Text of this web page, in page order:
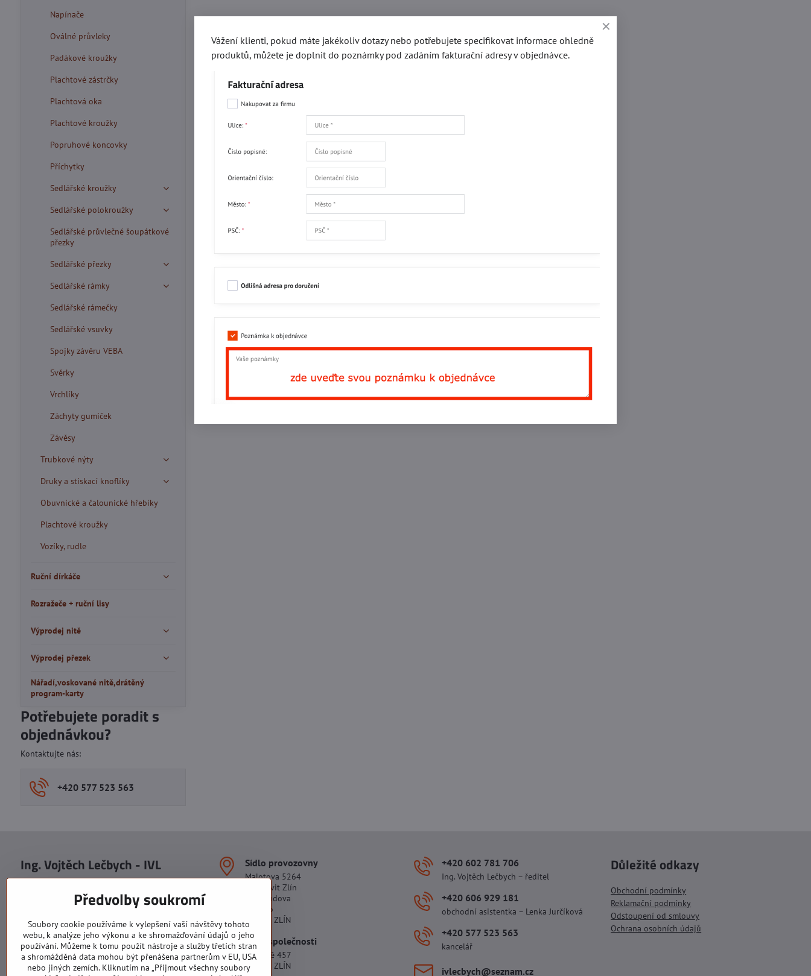
Napínače
Oválné průvleky
Padákové kroužky
Plachtové zástrčky
Plachtová oka
Plachtové kroužky
Popruhové koncovky
Příchytky
Sedlářské kroužky
Sedlářské polokroužky
Sedlářské průvlečné šoupátkové
přezky
Sedlářské přezky
Sedlářské rámky
Sedlářské rámečky
Sedlářské vsuvky
Spojky závěru VEBA
Svěrky
Vrchlíky
Záchyty gumiček
Závěsy
Trubkové nýty
Druky a stiskací knoflíky
Obuvnické a čalounické hřebíky
Plachtové kroužky
Vozíky, rudle
Ruční dírkáče
Rozražeče + ruční lisy
Výprodej nitě
Výprodej přezek
Nářadí,voskované nitě,drátěný
program-karty
Potřebujete poradit s
objednávkou?
Kontaktujte nás:
+420 577 523 563
Ing. Vojtěch Lečbych - IVL
DIČ: CZ5602130809
IČO: 29007356
DIČ: CZ29007356
Sídlo provozovny
Malotova 5264
Areál Svit Zlín
113. budova
1. patro
760 01 ZLÍN
Sídlo společnosti
U Hřiště 457
760 01 ZLÍN
+420 602 781 706
Ing. Vojtěch Lečbych – ředitel
+420 606 929 181
obchodní asistentka – Lenka Jurčíková
+420 577 523 563
kancelář
ivlecbych​@seznam​.cz
Důležité odkazy
Obchodní podmínky
Reklamační podmínky
Odstoupení od smlouvy
Ochrana osobních údajů
Předvolby soukromí
Soubory cookie používáme k vylepšení vaší návštěvy tohoto
webu, k analýze jeho výkonu a ke shromažďování údajů o jeho
používání. Můžeme k tomu použít nástroje a služby třetích stran
a shromážděná data mohou být přenášena partnerům v EU, USA
nebo jiných zemích. Kliknutím na „Přijmout všechny soubory
Vážení klienti, pokud máte jakékoliv dotazy nebo potřebujete specifikovat informace ohledně
produktů, můžete je doplnit do poznámky pod zadáním fakturační adresy v objednávce.